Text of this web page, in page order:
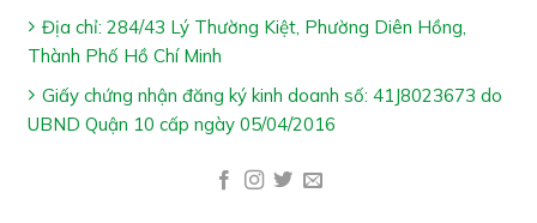
Công Dụng VIÊN KHỚP TƯỜNG NIÊN:
Địa chỉ: 284/43 Lý Thường Kiệt, Phường Diên Hồng,
Thành Phố Hồ Chí Minh
Giấy chứng nhận đăng ký kinh doanh số: 41J8023673 do
UBND Quận 10 cấp ngày 05/04/2016